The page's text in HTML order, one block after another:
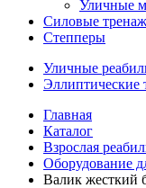
Уличные
Силовые
Степперы
Уличные
Эллиптические
Главная
Каталог
Взрослая
Оборудование
Валик жесткий